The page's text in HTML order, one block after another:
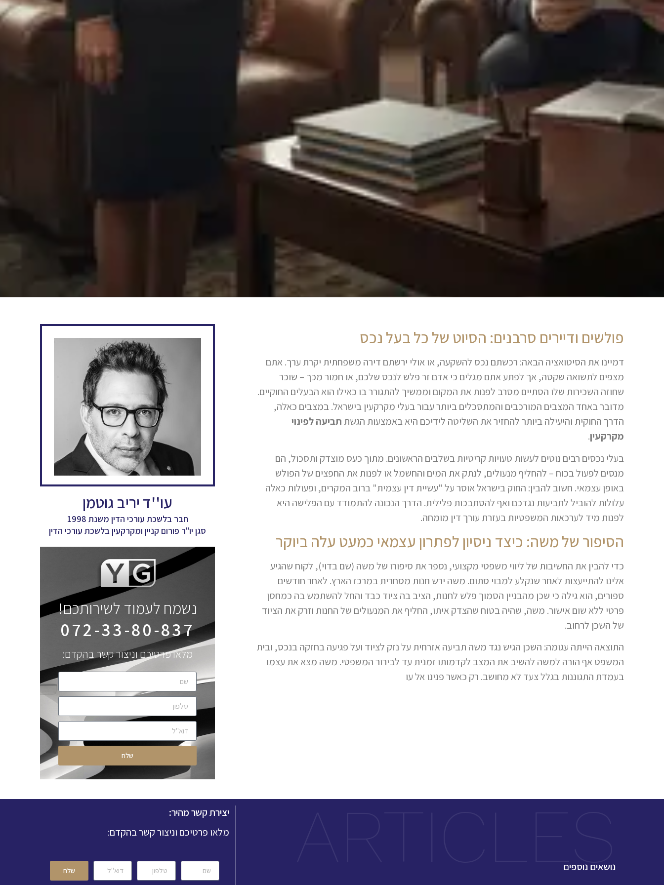
פולשים ודיירים סרבנים: הסיוט של כל בעל נכס
דמיינו את הסיטואציה הבאה: רכשתם נכס להשקעה, או אולי ירשתם דירה משפחתית יקרת ערך. אתם
מצפים לתשואה שקטה, אך לפתע אתם מגלים כי אדם זר פלש לנכס שלכם, או חמור מכך – שוכר
שחוזה השכירות שלו הסתיים מסרב לפנות את המקום וממשיך להתגורר בו כאילו הוא הבעלים החוקיים.
מדובר באחד המצבים המורכבים והמתסכלים ביותר עבור בעלי מקרקעין בישראל. במצבים כאלה,
הדרך החוקית והיעילה ביותר להחזיר את השליטה לידיכם היא באמצעות הגשת תביעה לפינוי
מקרקעין.
בעלי נכסים רבים נוטים לעשות טעויות קריטיות בשלבים הראשונים. מתוך כעס מוצדק ותסכול, הם
מנסים לפעול בכוח – להחליף מנעולים, לנתק את המים והחשמל או לפנות את החפצים של הפולש
באופן עצמאי. חשוב להבין: החוק בישראל אוסר על "עשיית דין עצמית" ברוב המקרים, ופעולות כאלה
עלולות להוביל לתביעות נגדכם ואף להסתבכות פלילית. הדרך הנכונה להתמודד עם הפלישה היא
לפנות מיד לערכאות המשפטיות בעזרת עורך דין מומחה.
הסיפור של משה: כיצד ניסיון לפתרון עצמאי כמעט עלה ביוקר
כדי להבין את החשיבות של ליווי משפטי מקצועי, נספר את סיפורו של משה (שם בדוי), לקוח שהגיע
אלינו להתייעצות לאחר שנקלע למבוי סתום. משה ירש חנות מסחרית במרכז הארץ. לאחר חודשים
ספורים, הוא גילה כי שכן מהבניין הסמוך פלש לחנות, הציב בה ציוד כבד והחל להשתמש בה כמחסן
פרטי ללא שום אישור. משה, שהיה בטוח שהצדק איתו, החליף את המנעולים של החנות וזרק את הציוד
של השכן לרחוב.
התוצאה הייתה עגומה: השכן הגיש נגד משה תביעה אזרחית על נזק לציוד ועל פגיעה בחזקה בנכס, ובית
המשפט אף הורה למשה להשיב את המצב לקדמותו זמנית עד לבירור המשפטי. משה מצא את עצמו
בעמדת התגוננות בגלל צעד לא מחושב. רק כאשר פנינו אל עו
עו''ד יריב גוטמן
חבר בלשכת עורכי הדין משנת 1998
סגן יו"ר פורום קניין ומקרקעין בלשכת עורכי הדין
נשמח לעמוד לשירותכם!
072-33-80-837
מלאו פרטיכם וניצור קשר בהקדם:
שלח
נושאים נוספים
יצירת קשר מהיר:
מלאו פרטיכם וניצור קשר בהקדם:
שלח